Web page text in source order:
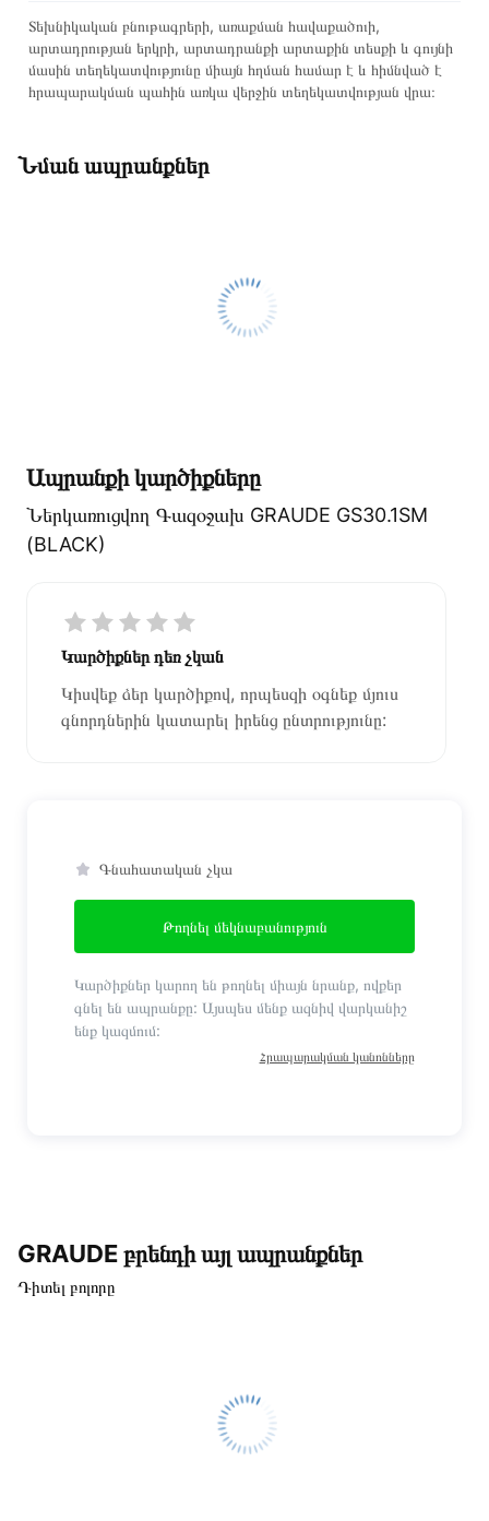
Տեխնիկական բնութագրերի, առաքման հավաքածուի,
արտադրության երկրի, արտադրանքի արտաքին տեսքի և գույնի
մասին տեղեկատվությունը միայն հղման համար է և հիմնված է
հրապարակման պահին առկա վերջին տեղեկատվության վրա։
Նման ապրանքներ
Ապրանքի կարծիքները
Ներկառուցվող Գազօջախ GRAUDE GS30.1SM
(BLACK)
Կարծիքներ դեռ չկան
Կիսվեք ձեր կարծիքով, որպեսզի օգնեք մյուս
գնորդներին կատարել իրենց ընտրությունը:
Գնահատական չկա
Թողնել մեկնաբանություն
Կարծիքներ կարող են թողնել միայն նրանք, ովքեր
գնել են ապրանքը: Այսպես մենք ազնիվ վարկանիշ
ենք կազմում:
Հրապարակման կանոնները
GRAUDE բրենդի այլ ապրանքներ
Դիտել բոլորը